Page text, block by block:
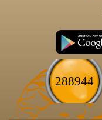
288944